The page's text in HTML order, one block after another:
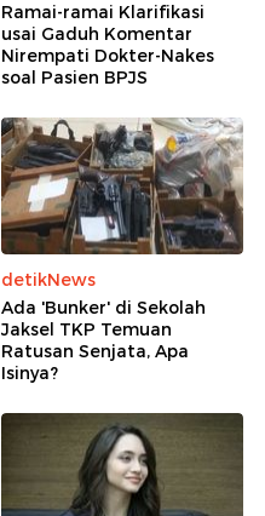
Ramai-ramai Klarifikasi
usai Gaduh Komentar
Nirempati Dokter-Nakes
soal Pasien BPJS
detikNews
Ada 'Bunker' di Sekolah
Jaksel TKP Temuan
Ratusan Senjata, Apa
Isinya?